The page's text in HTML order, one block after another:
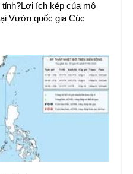
ích kép của mô
Vườn quốc gia Cúc